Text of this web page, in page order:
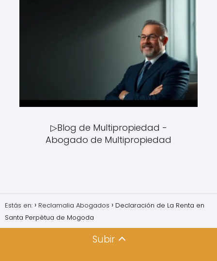
▷Blog de Multipropiedad -
Abogado de Multipropiedad
Estás en: Reclamalia Abogados
Declaración de La Renta en
Santa Perpètua de Mogoda
Subir